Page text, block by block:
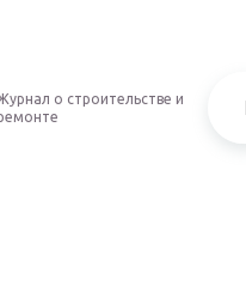
о строительстве и